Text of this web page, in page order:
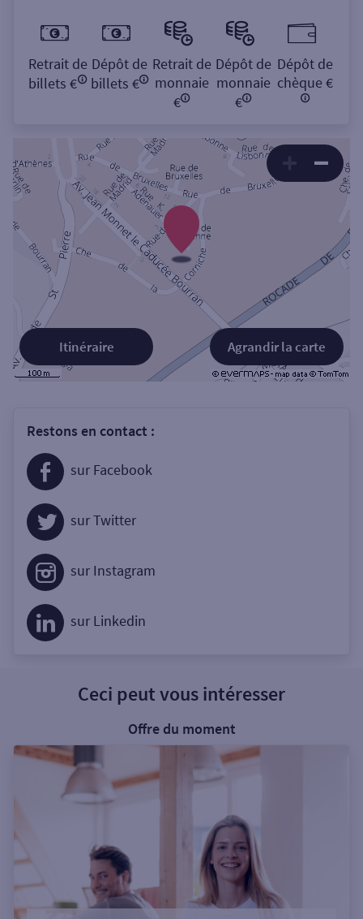
Retrait de
billets €
Dépôt de
billets €
Retrait de
monnaie
€
Dépôt de
monnaie
€
Dépôt de
chèque €
Agrandir la carte
Itinéraire
Restons en contact :
sur Facebook
sur Twitter
sur Instagram
sur Linkedin
Ceci peut vous intéresser
Offre du moment